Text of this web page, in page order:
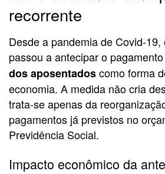
recorrente
Desde a pandemia de Covid-
passou a antecipar o
dos aposentadoscomo forma
economia. A medida não cria
trata-se apenas da
pagamentos já previstos no
Previdência Social.
Impacto econômico da